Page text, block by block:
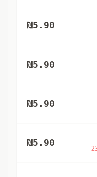
₪5.90
₪5.90
₪5.90
₪5.90